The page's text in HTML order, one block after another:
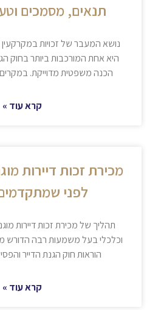
תנאים, מסמכים
נושא המעבר של זכויות במקרקעין
היא אחת המורכבות ביותר בחוק
הכנה משפטית מדוייקת.
קרא עוד »
מכירת זכות דיירות
לפני
תהליך של מכירת זכות דיירות
וכלכלי בעל משמעות רבה
הוראות חוק הגנת הדייר
קרא עוד »